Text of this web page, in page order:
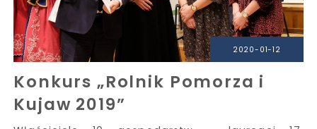
2020-01-12
Konkurs „Rolnik Pomorza i
Kujaw 2019”